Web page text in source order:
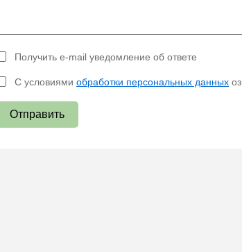
Получить e-mail уведомление об ответе
С условиями обработки персональных данных
Отправить